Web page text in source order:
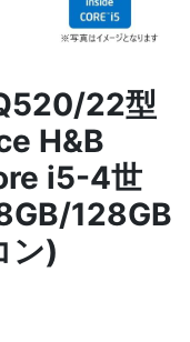
22型
H&B
i5-4世
128GB
ン)